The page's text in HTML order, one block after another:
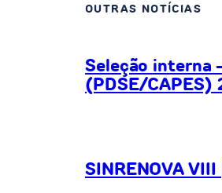
OUTRAS NOTÍCIAS
Seleção interna
(PDSE/CAPES)
SINRENOVA